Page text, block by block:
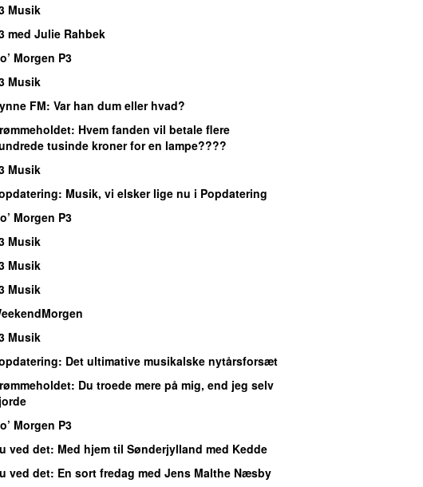
Musik
med Julie Rahbek
Morgen P3
Musik
FM: Var han dum eller hvad?
: Hvem fanden vil betale flere
tusinde kroner for en lampe????
Musik
: Musik, vi elsker lige nu i Popdatering
Morgen P3
Musik
Musik
Musik
Musik
: Det ultimative musikalske nytårsforsæt
: Du troede mere på mig, end jeg selv
Morgen P3
ved det: Med hjem til Sønderjylland med Kedde
ved det: En sort fredag med Jens Malthe Næsby